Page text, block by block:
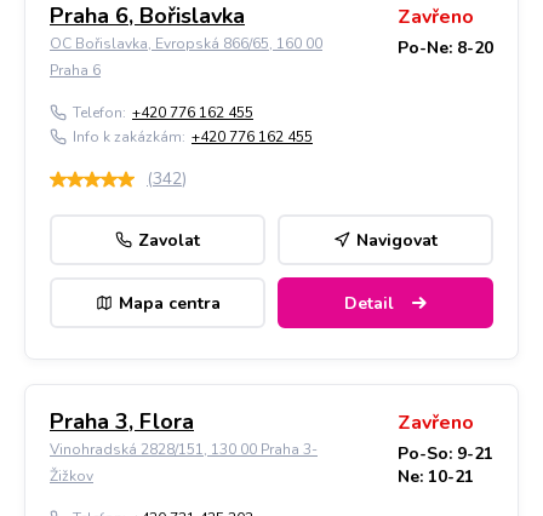
Praha 6, Bořislavka
OC Bořislavka, Evropská 866/65, 160 00
Praha 6
Zavřeno
Po-Ne: 8-20
Telefon: +420 776 162 455
Info k zakázkám: +420 776 162 455
(342)
Zavolat Navigovat
Mapa centra Detail
Praha 3, Flora
Vinohradská 2828/151, 130 00 Praha 3-
Žižkov
Zavřeno
Po-So: 9-21
Ne: 10-21